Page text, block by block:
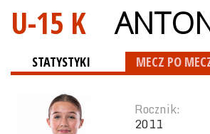
U-15 K
STATYSTYKI MECZ PO
Rocznik:
2011